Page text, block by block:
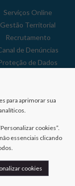
Serviços Online
Gestão Territorial
Recrutamento
de Denúncias
de Dados
Reclamações
para aprimorar sua
cookies”.
essenciais clicando
cookies